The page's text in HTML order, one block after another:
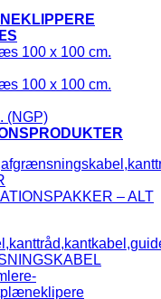
100 x 100 cm.
100 x 100 cm.
(NGP)
– ALT